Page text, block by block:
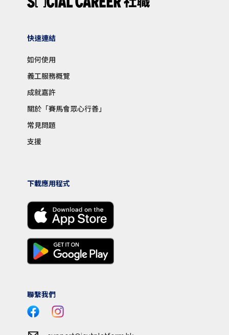
快速連結
如何使用
義工服務概覽
成就嘉許
關於「賽馬會眾心行善」
常見問題
支援
下載應用程式
聯繫我們